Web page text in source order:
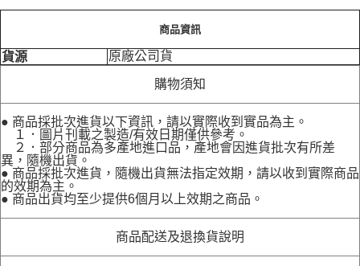
商品資訊
貨源 原廠公司貨
購物須知
● 商品採批次進貨以下資訊，請以實際收到實品為主。
１．圖片刊載之製造/有效日期僅供參考。
２．部分商品為多產地進口品，產地會因進貨批次有所差
異，隨機出貨。
● 商品採批次進貨，隨機出貨無法指定效期，請以收到實際商品
的效期為主。
● 商品出貨均至少提供6個月以上效期之商品。
商品配送及退換貨說明